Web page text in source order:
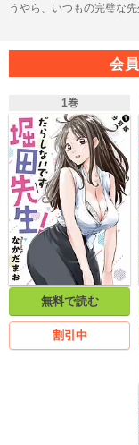
うやら、いつもの完璧な
り現実？いろいろルーズ
会
1巻
無料で読む
割引中